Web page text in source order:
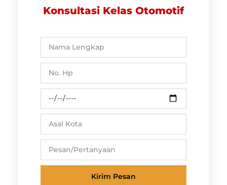
Konsultasi Kelas Otomotif
Kirim Pesan